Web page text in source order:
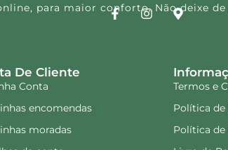
para maior conforto. Não deixe
De Cliente
Conta
encomendas
moradas
Termos e
Política de
Política de